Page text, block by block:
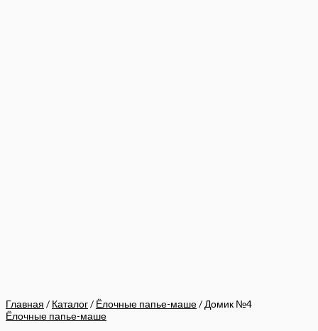
Главная / Каталог/ Ёлочные папье-маше/ Домик №4
Ёлочные папье-маше